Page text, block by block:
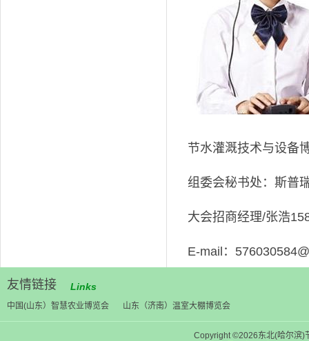
节水灌溉技术与设备
组委会秘书处：斯普
大会招商经理/张浩
E-mail：
友情链接 Links
中国(山东）智慧农业博览会 山东（济南）温室大棚博览会
Copyright ©2026东北(哈尔滨)